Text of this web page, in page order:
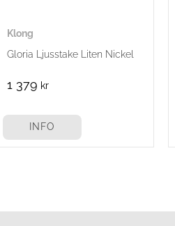
Klong
Gloria Ljusstake Liten Nickel
1 379 kr
INFO